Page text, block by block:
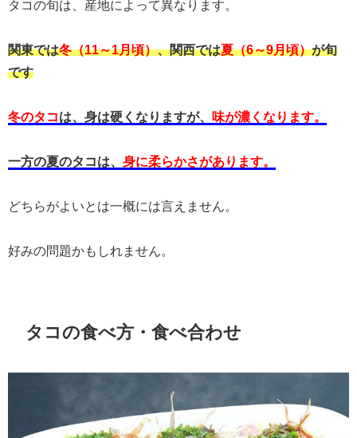
タコの旬は、産地によって異なります。
関東では冬（11～1月頃）、関西では夏（6～9月頃）が旬
です
冬のタコは、身は硬くなりますが、 味が濃くなります。
一方の夏のタコは、 身に柔らかさがあります。
どちらがよいとは一概には言えません。
好みの問題かもしれません。
タコの食べ方・食べ合わせ